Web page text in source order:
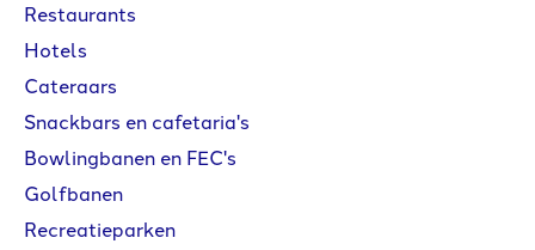
Restaurants
Hotels
Cateraars
Snackbars en cafetaria's
Bowlingbanen en FEC's
Golfbanen
Recreatieparken